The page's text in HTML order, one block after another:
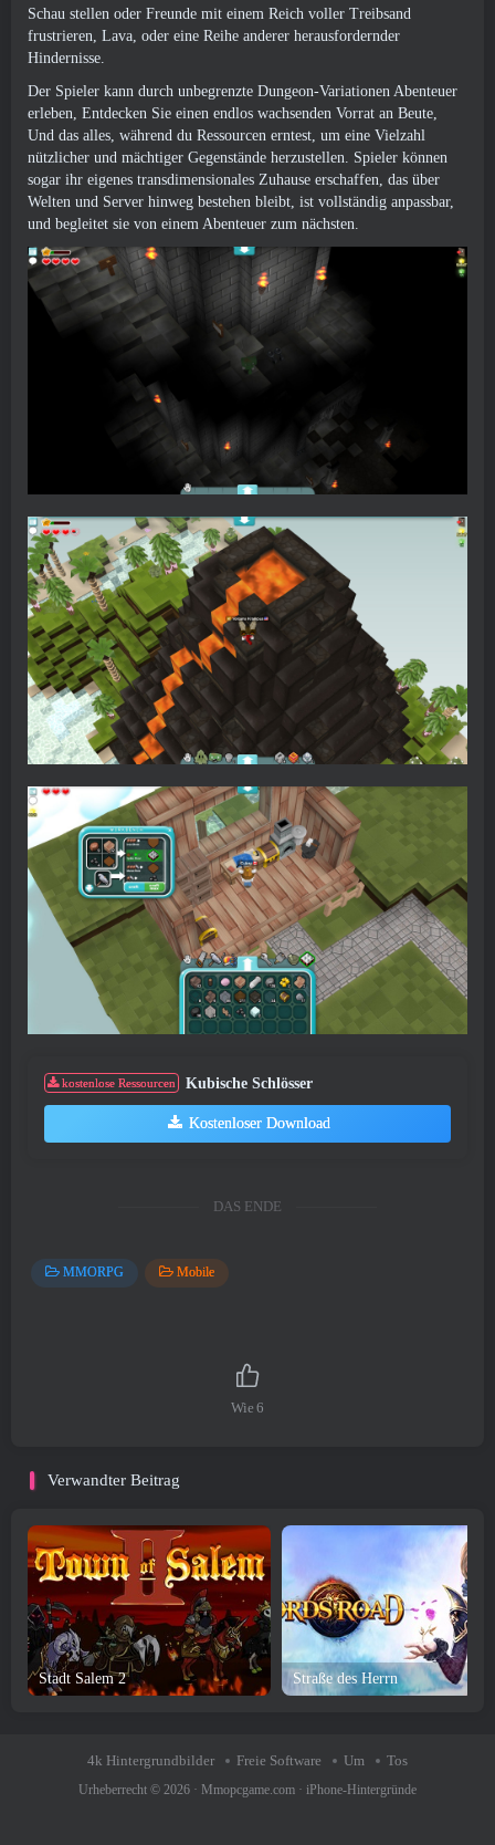
Schau stellen oder Freunde mit einem Reich voller Treibsand
frustrieren, Lava, oder eine Reihe anderer herausfordernder
Hindernisse.
Der Spieler kann durch unbegrenzte Dungeon-Variationen Abenteuer
erleben, Entdecken Sie einen endlos wachsenden Vorrat an Beute,
Und das alles, während du Ressourcen erntest, um eine Vielzahl
nützlicher und mächtiger Gegenstände herzustellen. Spieler können
sogar ihr eigenes transdimensionales Zuhause erschaffen, das über
Welten und Server hinweg bestehen bleibt, ist vollständig anpassbar,
und begleitet sie von einem Abenteuer zum nächsten.
kostenlose Ressourcen Kubische Schlösser
Kostenloser Download
DAS ENDE
MMORPG Mobile
Wie 6
Verwandter Beitrag
Stadt Salem 2 Straße des Herrn
4k Hintergrundbilder Freie Software Um Tos
Urheberrecht © 2026 · Mmopcgame.com · iPhone-Hintergründe